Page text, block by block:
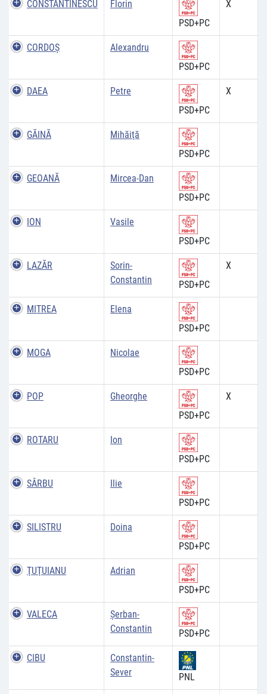
CONSTANTINESCU
Florin
PSD+PC
X
CORDOŞ
Alexandru
PSD+PC
DAEA
Petre
PSD+PC
X
GĂINĂ
Mihăiţă
PSD+PC
GEOANĂ
Mircea-Dan
PSD+PC
ION
Vasile
PSD+PC
LAZĂR
Sorin-
Constantin
PSD+PC
X
MITREA
Elena
PSD+PC
MOGA
Nicolae
PSD+PC
POP
Gheorghe
PSD+PC
X
ROTARU
Ion
PSD+PC
SÂRBU
Ilie
PSD+PC
SILISTRU
Doina
PSD+PC
ŢUŢUIANU
Adrian
PSD+PC
VALECA
Şerban-
Constantin
PSD+PC
CIBU
Constantin-
Sever
PNL